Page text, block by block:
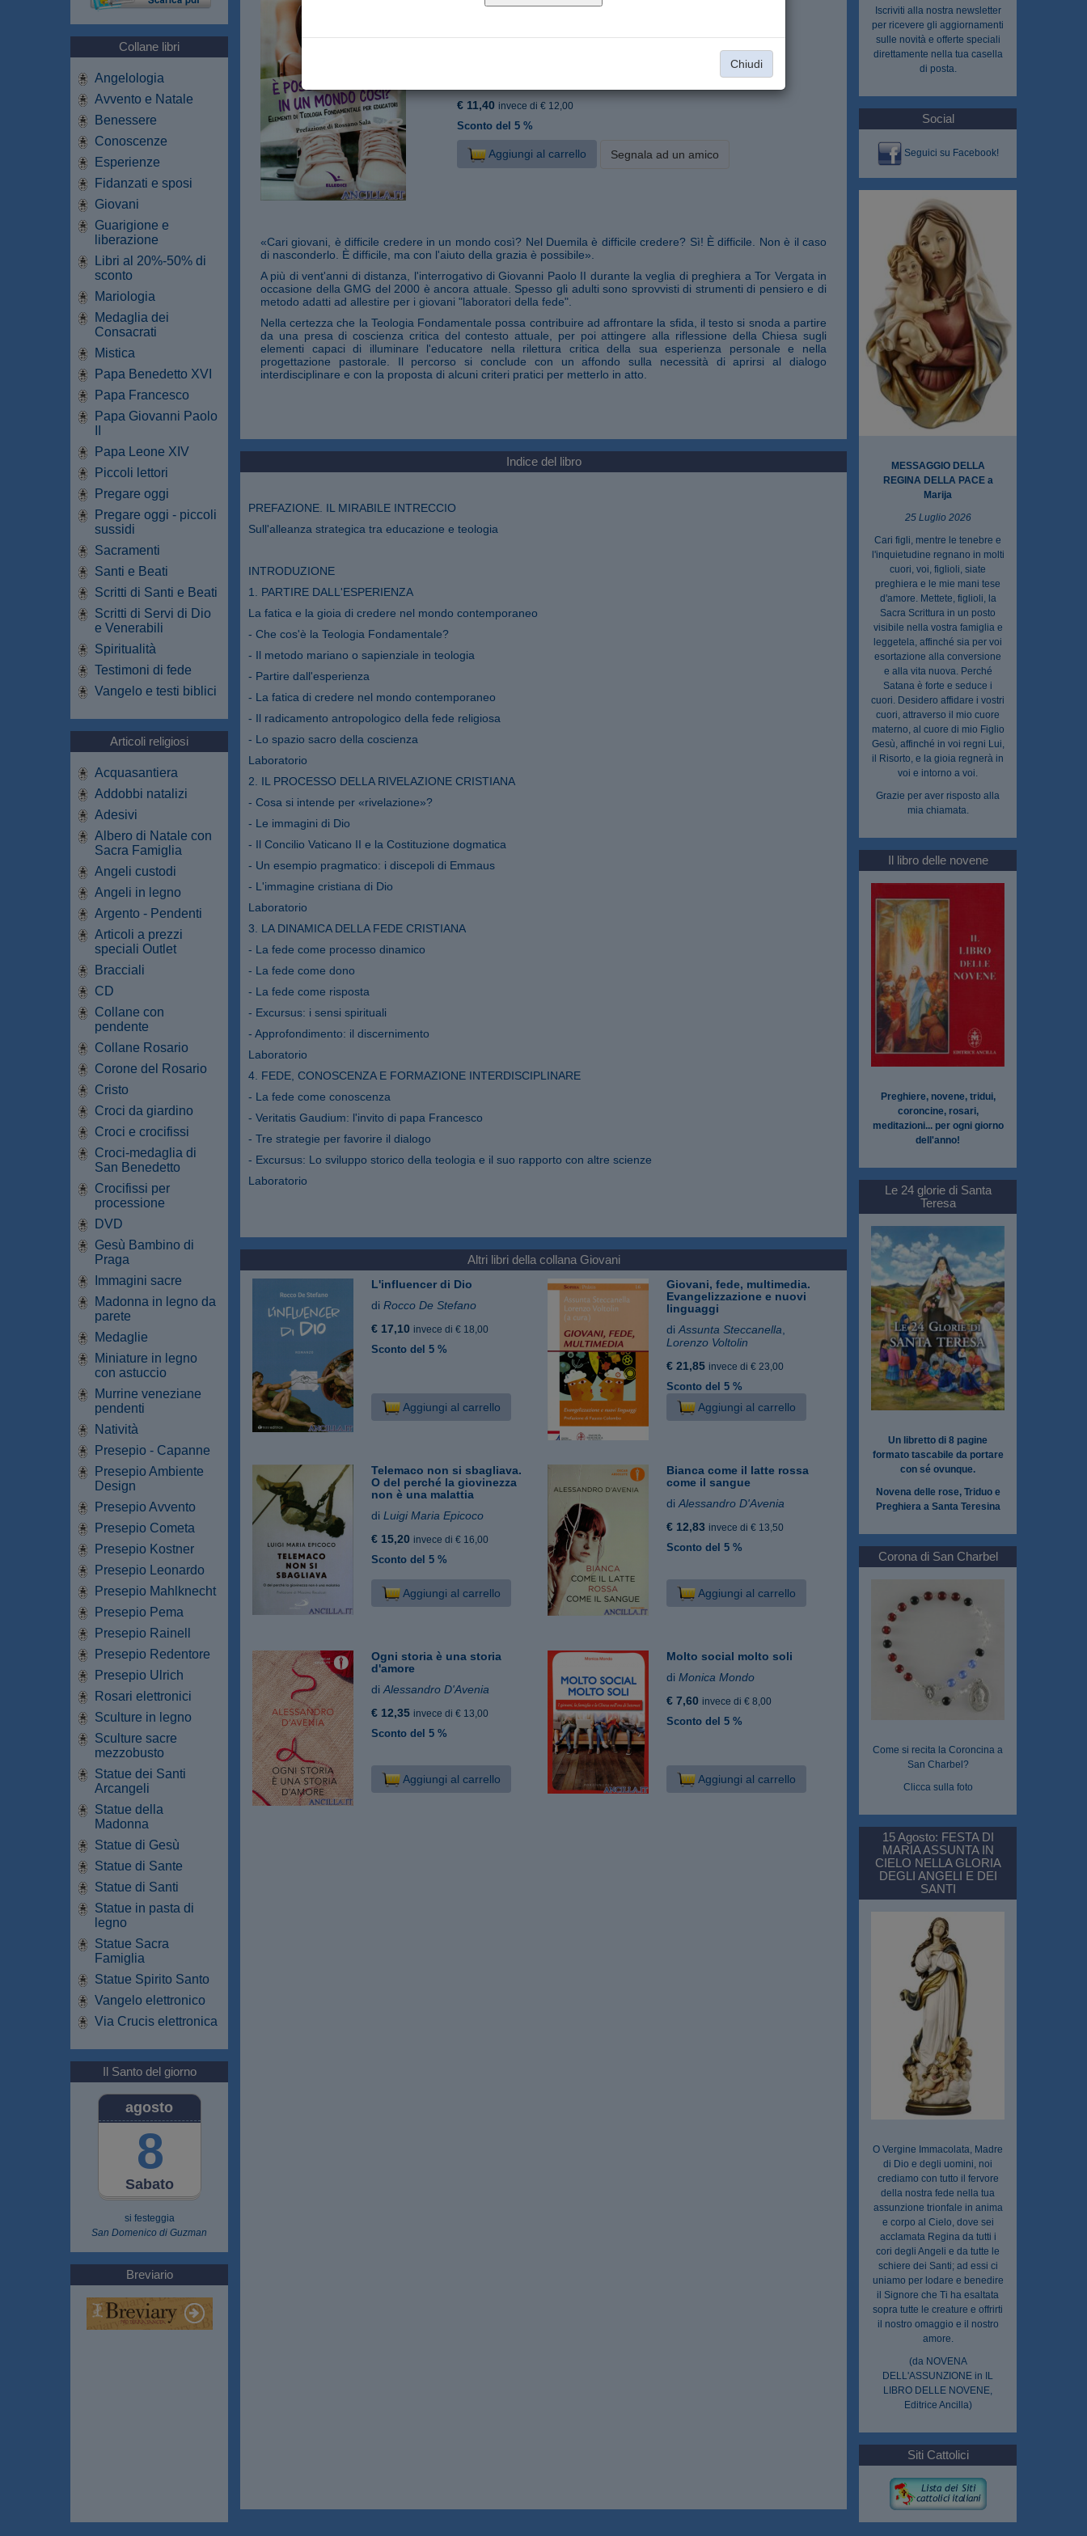
Chiudi
Collane libri
Angelologia
Avvento e Natale
Benessere
Conoscenze
Esperienze
Fidanzati e sposi
Giovani
Guarigione e
liberazione
Libri al 20%-50% di
sconto
Mariologia
Medaglia dei
Consacrati
Mistica
Papa Benedetto XVI
Papa Francesco
Papa Giovanni Paolo
Papa Leone XIV
Piccoli lettori
Pregare oggi
Pregare oggi - piccoli
sussidi
Sacramenti
Santi e Beati
Scritti di Santi e Beati
Scritti di Servi di Dio
e Venerabili
Spiritualità
Testimoni di fede
Vangelo e testi biblici
Articoli religiosi
Acquasantiera
Addobbi natalizi
Adesivi
Albero di Natale con
Sacra Famiglia
Angeli custodi
Angeli in legno
Argento - Pendenti
Articoli a prezzi
speciali Outlet
Bracciali
CD
Collane con
pendente
Collane Rosario
Corone del Rosario
Cristo
Croci da giardino
Croci e crocifissi
Croci-medaglia di
San Benedetto
Crocifissi per
processione
DVD
Gesù Bambino di
Praga
Immagini sacre
Madonna in legno da
parete
Medaglie
Miniature in legno
con astuccio
Murrine veneziane
pendenti
Natività
Presepio - Capanne
Presepio Ambiente
Design
Presepio Avvento
Presepio Cometa
Presepio Kostner
Presepio Leonardo
Presepio Mahlknecht
Presepio Pema
Presepio Rainell
Presepio Redentore
Presepio Ulrich
Rosari elettronici
Sculture in legno
Sculture sacre
mezzobusto
Statue dei Santi
Arcangeli
Statue della
Madonna
Statue di Gesù
Statue di Sante
Statue di Santi
Statue in pasta di
legno
Statue Sacra
Famiglia
Statue Spirito Santo
Vangelo elettronico
Via Crucis elettronica
Il Santo del giorno
Sabato
agosto
8
si festeggia
San Domenico di Guzman
Breviario
Elledici
€ 11,40 invece di € 12,00
Sconto del 5 %
Aggiungi al carrello Segnala ad un amico
«Cari giovani, è difficile credere in un mondo così? Nel Duemila è difficile credere? Sì! È difficile. Non è il caso
di nasconderlo. È difficile, ma con l'aiuto della grazia è possibile».
A più di vent'anni di distanza, l'interrogativo di Giovanni Paolo II durante la veglia di preghiera a Tor Vergata in
occasione della GMG del 2000 è ancora attuale. Spesso gli adulti sono sprovvisti di strumenti di pensiero e di
metodo adatti ad allestire per i giovani "laboratori della fede".
Nella certezza che la Teologia Fondamentale possa contribuire ad affrontare la sfida, il testo si snoda a partire
da una presa di coscienza critica del contesto attuale, per poi attingere alla riflessione della Chiesa sugli
elementi capaci di illuminare l'educatore nella rilettura critica della sua esperienza personale e nella
progettazione pastorale. Il percorso si conclude con un affondo sulla necessità di aprirsi al dialogo
interdisciplinare e con la proposta di alcuni criteri pratici per metterlo in atto.
Indice del libro
PREFAZIONE. IL MIRABILE INTRECCIO
Sull'alleanza strategica tra educazione e teologia
INTRODUZIONE
1. PARTIRE DALL'ESPERIENZA
La fatica e la gioia di credere nel mondo contemporaneo
- Che cos'è la Teologia Fondamentale?
- Il metodo mariano o sapienziale in teologia
- Partire dall'esperienza
- La fatica di credere nel mondo contemporaneo
- Il radicamento antropologico della fede religiosa
- Lo spazio sacro della coscienza
Laboratorio
2. IL PROCESSO DELLA RIVELAZIONE CRISTIANA
- Cosa si intende per «rivelazione»?
- Le immagini di Dio
- Il Concilio Vaticano II e la Costituzione dogmatica
- Un esempio pragmatico: i discepoli di Emmaus
- L'immagine cristiana di Dio
Laboratorio
3. LA DINAMICA DELLA FEDE CRISTIANA
- La fede come processo dinamico
- La fede come dono
- La fede come risposta
- Excursus: i sensi spirituali
- Approfondimento: il discernimento
Laboratorio
4. FEDE, CONOSCENZA E FORMAZIONE INTERDISCIPLINARE
- La fede come conoscenza
- Veritatis Gaudium: l'invito di papa Francesco
- Tre strategie per favorire il dialogo
- Excursus: Lo sviluppo storico della teologia e il suo rapporto con altre scienze
Laboratorio
Altri libri della collana Giovani
L'influencer di Dio
diRocco De Stefano
€ 17,10 invece di € 18,00
Sconto del 5 %
Aggiungi al carrello
Giovani, fede, multimedia.
Evangelizzazione e nuovi
linguaggi
diAssunta Steccanella
Lorenzo Voltolin
€ 21,85 invece di € 23,00
Sconto del 5 %
Aggiungi al carrello
Telemaco non si sbagliava.
O del perché la giovinezza
non è una malattia
diLuigi Maria Epicoco
€ 15,20 invece di € 16,00
Sconto del 5 %
Aggiungi al carrello
Bianca come il latte rossa
come il sangue
diAlessandro D'Avenia
€ 12,83 invece di € 13,50
Sconto del 5 %
Aggiungi al carrello
Ogni storia è una storia
d'amore
diAlessandro D'Avenia
€ 12,35 invece di € 13,00
Sconto del 5 %
Aggiungi al carrello
Molto social molto soli
diMonica Mondo
€ 7,60 invece di € 8,00
Sconto del 5 %
Aggiungi al carrello
Iscriviti alla nostra newsletter
per ricevere gli aggiornamenti
sulle novità e offerte speciali
direttamente nella tua casella
di posta.
Social
Seguici su Facebook!
MESSAGGIO DELLA
REGINA DELLA PACE a
Marija
25 Luglio 2026
Cari figli, mentre le tenebre e
l'inquietudine regnano in molti
cuori, voi, figlioli, siate
preghiera e le mie mani tese
d'amore. Mettete, figlioli, la
Sacra Scrittura in un posto
visibile nella vostra famiglia e
leggetela, affinché sia per voi
esortazione alla conversione
e alla vita nuova. Perché
Satana è forte e seduce i
cuori. Desidero affidare i vostri
cuori, attraverso il mio cuore
materno, al cuore di mio Figlio
Gesù, affinché in voi regni Lui,
il Risorto, e la gioia regnerà in
voi e intorno a voi.
Grazie per aver risposto alla
mia chiamata.
Il libro delle novene
Preghiere, novene, tridui,
coroncine, rosari,
meditazioni... per ogni giorno
dell'anno!
Le 24 glorie di Santa
Teresa
Un libretto di 8 pagine
formato tascabile da portare
con sé ovunque.
Novena delle rose, Triduo e
Preghiera a Santa Teresina
Corona di San Charbel
Come si recita la Coroncina a
San Charbel?
Clicca sulla foto
15 Agosto: FESTA DI
MARIA ASSUNTA IN
CIELO NELLA GLORIA
DEGLI ANGELI E DEI
SANTI
O Vergine Immacolata, Madre
di Dio e degli uomini, noi
crediamo con tutto il fervore
della nostra fede nella tua
assunzione trionfale in anima
e corpo al Cielo, dove sei
acclamata Regina da tutti i
cori degli Angeli e da tutte le
schiere dei Santi; ad essi ci
uniamo per lodare e benedire
il Signore che Ti ha esaltata
sopra tutte le creature e offrirti
il nostro omaggio e il nostro
amore.
(da NOVENA
DELL'ASSUNZIONE in IL
LIBRO DELLE NOVENE,
Editrice Ancilla)
Siti Cattolici